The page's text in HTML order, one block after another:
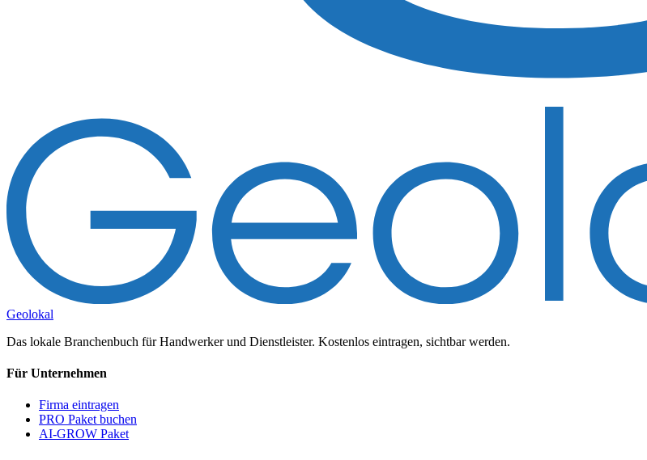
Geolokal
Das lokale Branchenbuch für Handwerker und Dienstleister. Kostenlos eintragen, sichtbar werden.
Für Unternehmen
Firma eintragen
PRO Paket buchen
AI-GROW Paket